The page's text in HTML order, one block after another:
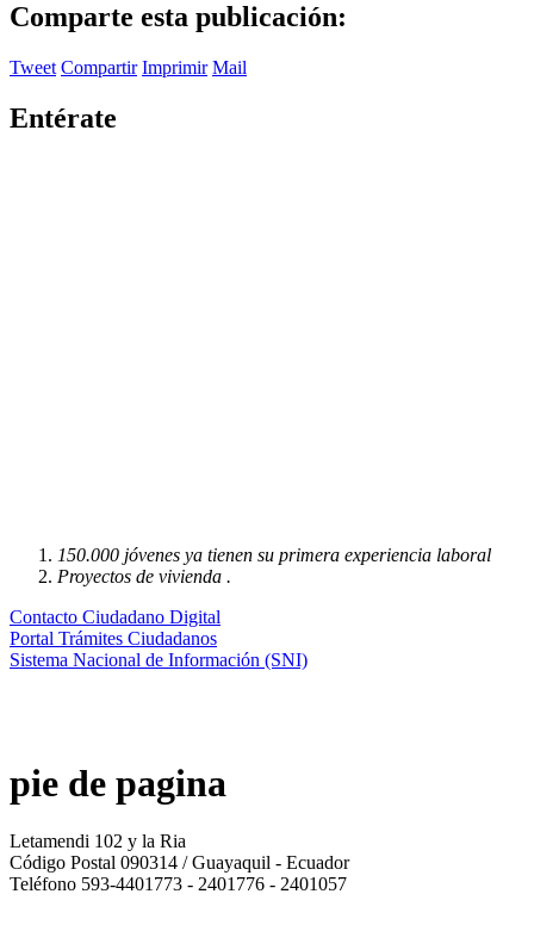
Comparte esta publicación:
Tweet Compartir Imprimir Mail
Entérate
150.000 jóvenes ya tienen su primera experiencia laboral
Proyectos de vivienda .
Contacto Ciudadano Digital
Portal Trámites Ciudadanos
Sistema Nacional de Información (SNI)
pie de pagina
Letamendi 102 y la Ria
Código Postal 090314 / Guayaquil - Ecuador
Teléfono 593-4401773 - 2401776 - 2401057